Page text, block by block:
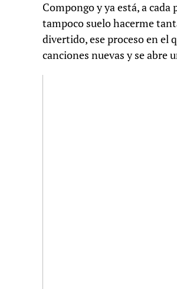
Compongo y ya está, a
tampoco suelo hacerme
divertido, ese proceso en el
canciones nuevas y se abre